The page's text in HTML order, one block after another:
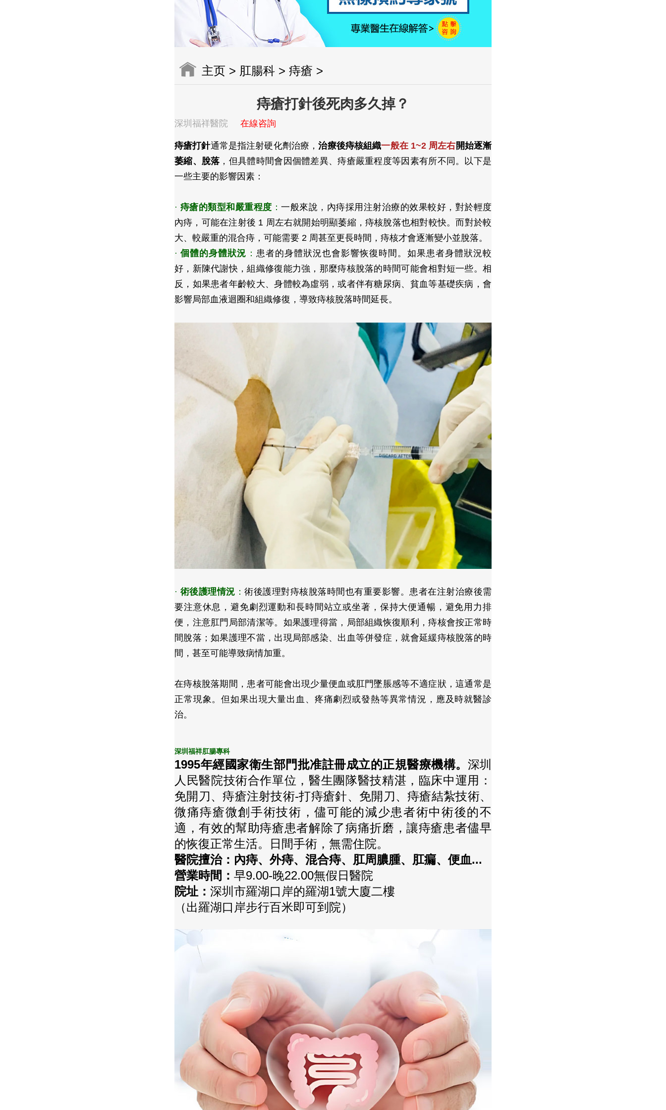
主页 > 肛腸科 > 痔瘡 >
痔瘡打針後死肉多久掉？
深圳福祥醫院 在線咨詢
痔瘡打針通常是指注射硬化劑治療，治療後痔核組織一般在 1~2 周左右 開始逐漸
萎縮、脫落，但具體時間會因個體差異、痔瘡嚴重程度等因素有所不同。以下是
一些主要的影響因素：
· 痔瘡的類型和嚴重程度 ： 一般來說，內痔採用注射治療的效果較好，對於輕度
內痔，可能在注射後 1 周左右就開始明顯萎縮，痔核脫落也相對較快。而對於較
大、較嚴重的混合痔，可能需要 2 周甚至更長時間，痔核才會逐漸變小並脫落。
·個體的身體狀況 ： 患者的身體狀況也會影響恢復時間。如果患者身體狀況較
好，新陳代謝快，組織修復能力強，那麼痔核脫落的時間可能會相對短一些。相
反，如果患者年齡較大、身體較為虛弱，或者伴有糖尿病、貧血等基礎疾病，會
影響局部血液迴圈和組織修復，導致痔核脫落時間延長。
· 術後護理情況 ： 術後護理對痔核脫落時間也有重要影響。患者在注射治療後需
要注意休息，避免劇烈運動和長時間站立或坐著，保持大便通暢，避免用力排
便，注意肛門局部清潔等。如果護理得當，局部組織恢復順利，痔核會按正常時
間脫落；如果護理不當，出現局部感染、出血等併發症，就會延緩痔核脫落的時
間，甚至可能導致病情加重。
在痔核脫落期間，患者可能會出現少量便血或肛門墜脹感等不適症狀，這通常是
正常現象。但如果出現大量出血、疼痛劇烈或發熱等異常情況，應及時就醫診
治。
深圳福祥肛腸專科
1995年經國家衛生部門批准註冊成立的正規醫療機構。 深圳
人民醫院技術合作單位，醫生團隊醫技精湛，臨床中運用：
免開刀、痔瘡注射技術-打痔瘡針、免開刀、痔瘡結紮技術、
微痛痔瘡微創手術技術，儘可能的減少患者術中術後的不
適，有效的幫助痔瘡患者解除了病痛折磨，讓痔瘡患者儘早
的恢復正常生活。日間手術，無需住院。
醫院擅治：內痔、外痔、混合痔、肛周膿腫、肛瘺、便血...
營業時間： 早9.00-晚22.00無假日醫院
院址： 深圳市羅湖口岸的羅湖1號大廈二樓
（出羅湖口岸步行百米即可到院）